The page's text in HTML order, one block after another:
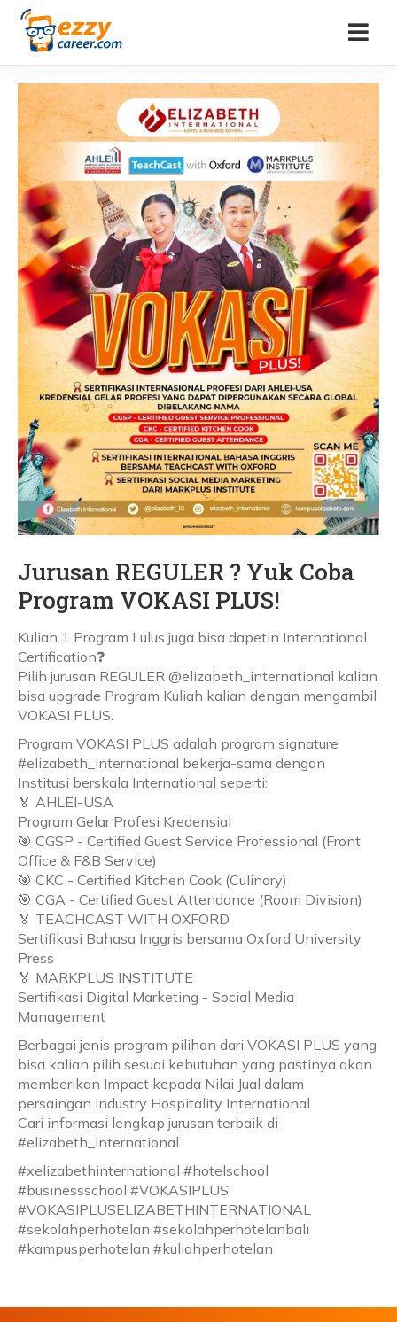
Jurusan REGULER ? Yuk Coba
Program VOKASI PLUS!
Kuliah 1 Program Lulus juga bisa dapetin International
Certification❓
Pilih jurusan REGULER @elizabeth_international kalian
bisa upgrade Program Kuliah kalian dengan mengambil
VOKASI PLUS.
Program VOKASI PLUS adalah program signature
#elizabeth_international bekerja-sama dengan
Institusi berskala International seperti:
🏅 AHLEI-USA
Program Gelar Profesi Kredensial
🎯 CGSP - Certified Guest Service Professional (Front
Office & F&B Service)
🎯 CKC - Certified Kitchen Cook (Culinary)
🎯 CGA - Certified Guest Attendance (Room Division)
🏅 TEACHCAST WITH OXFORD
Sertifikasi Bahasa Inggris bersama Oxford University
Press
🏅 MARKPLUS INSTITUTE
Sertifikasi Digital Marketing - Social Media
Management
Berbagai jenis program pilihan dari VOKASI PLUS yang
bisa kalian pilih sesuai kebutuhan yang pastinya akan
memberikan Impact kepada Nilai Jual dalam
persaingan Industry Hospitality International.
Cari informasi lengkap jurusan terbaik di
#elizabeth_international
#xelizabethinternational #hotelschool
#businessschool #VOKASIPLUS
#VOKASIPLUSELIZABETHINTERNATIONAL
#sekolahperhotelan #sekolahperhotelanbali
#kampusperhotelan #kuliahperhotelan